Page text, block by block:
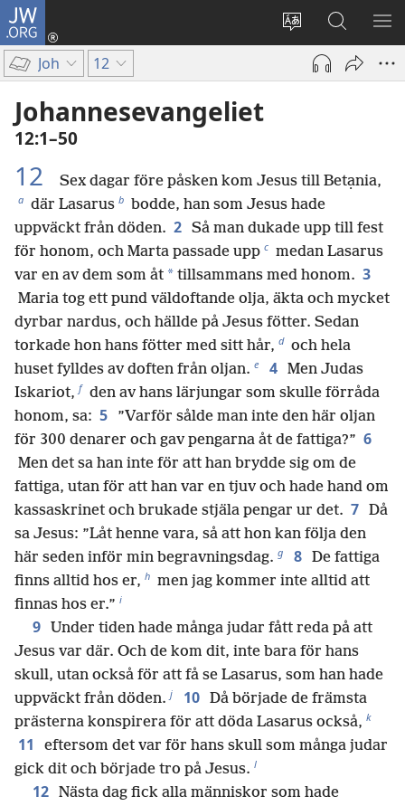
JW.ORG
Ändra
webbplatsens
språk
Logga
(öppnar
Sök
på
jw.org
Joh 12
Johannesevangeliet
12:1–50
12 Sex dagar före påsken kom Jesus till Betạnia,
a där Lasarus b bodde, han som Jesus hade
uppväckt från döden. 2 Så man dukade upp till fest
för honom, och Marta passade upp c medan Lasarus
var en av dem som åt * tillsammans med honom. 3
Maria tog ett pund väldoftande olja, äkta och mycket
dyrbar nardus, och hällde på Jesus fötter. Sedan
torkade hon hans fötter med sitt hår, d och hela
huset fylldes av doften från oljan. e 4 Men Judas
Iskariot, f den av hans lärjungar som skulle förråda
honom, sa: 5
”Varför sålde man inte den här oljan
för 300 denarer och gav pengarna åt de fattiga?” 6
Men det sa han inte för att han brydde sig om de
fattiga, utan för att han var en tjuv och hade hand om
kassaskrinet och brukade stjäla pengar ur det. 7 Då
sa Jesus: ”Låt henne vara, så att hon kan följa den
här seden inför min begravningsdag. g 8 De fattiga
finns alltid hos er, h men jag kommer inte alltid att
finnas hos er.” i
9 Under tiden hade många judar fått reda på att
Jesus var där. Och de kom dit, inte bara för hans
skull, utan också för att få se Lasarus, som han hade
uppväckt från döden. j 10 Då började de främsta
prästerna konspirera för att döda Lasarus också, k
11
eftersom det var för hans skull som många judar
gick dit och började tro på Jesus. l
12 Nästa dag fick alla människor som hade